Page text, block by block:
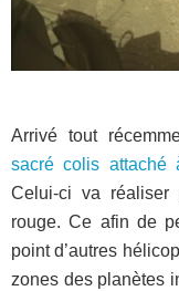
Arrivé tout
sacré colis attaché
Celui-ci va réaliser
rouge. Ce afin de
point d’autres
zones des planètes